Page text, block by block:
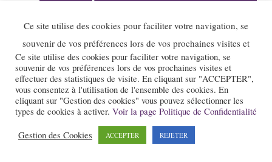
Saint-Restitut
20
AOÛ
Ella Rabeson Quartet
Annecy
20
Ariane Racicot Trio
Donzère
Ce site utilise des cookies pour faciliter votre navigation, se
souvenir de vos préférences lors de vos prochaines visites et
Ce site utilise des cookies pour faciliter votre navigation, se
souvenir de vos préférences lors de vos prochaines visites et
effectuer des statistiques de visite. En cliquant sur "ACCEPTER",
vous consentez à l'utilisation de l'ensemble des cookies. En
cliquant sur "Gestion des cookies" vous pouvez sélectionner les
types de cookies à activer. Voir la page Politique de Confidentialité
Gestion des Cookies ACCEPTER REJETER